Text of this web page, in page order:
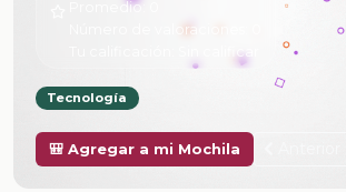
Promedio:
Número de valoraciones:
Sin calificar
Tecnología
🎒 Agregar a mi Mochila